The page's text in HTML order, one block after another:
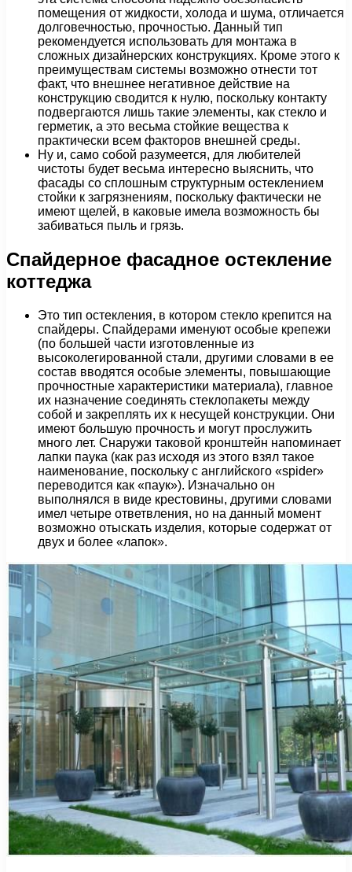
помещения от жидкости, холода и шума, отличается
долговечностью, прочностью. Данный тип
рекомендуется использовать для монтажа в
сложных дизайнерских конструкциях. Кроме этого к
преимуществам системы возможно отнести тот
факт, что внешнее негативное действие на
конструкцию сводится к нулю, поскольку контакту
подвергаются лишь такие элементы, как стекло и
герметик, а это весьма стойкие вещества к
практически всем факторов внешней среды.
Ну и, само собой разумеется, для любителей
чистоты будет весьма интересно выяснить, что
фасады со сплошным структурным остеклением
стойки к загрязнениям, поскольку фактически не
имеют щелей, в каковые имела возможность бы
забиваться пыль и грязь.
Спайдерное фасадное остекление
коттеджа
Это тип остекления, в котором стекло крепится на
спайдеры. Спайдерами именуют особые крепежи
(по большей части изготовленные из
высоколегированной стали, другими словами в ее
состав вводятся особые элементы, повышающие
прочностные характеристики материала), главное
их назначение соединять стеклопакеты между
собой и закреплять их к несущей конструкции. Они
имеют большую прочность и могут прослужить
много лет. Снаружи таковой кронштейн напоминает
лапки паука (как раз исходя из этого взял такое
наименование, поскольку с английского «spider»
переводится как «паук»). Изначально он
выполнялся в виде крестовины, другими словами
имел четыре ответвления, но на данный момент
возможно отыскать изделия, которые содержат от
двух и более «лапок».